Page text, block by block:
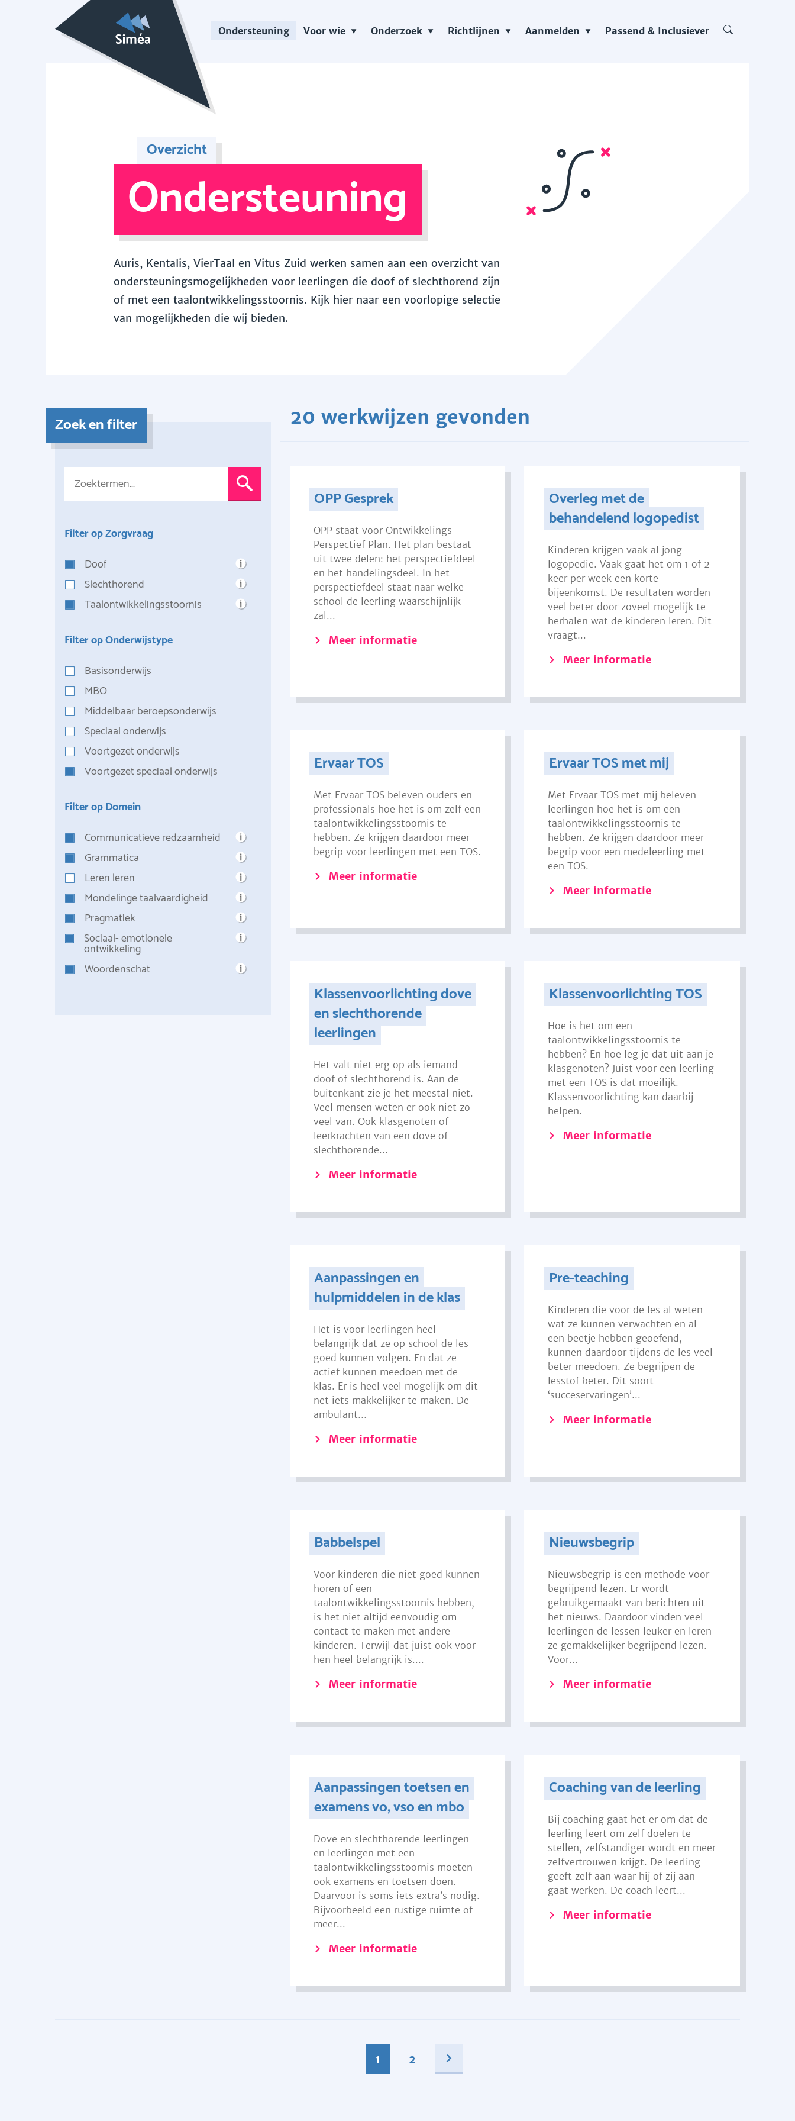
Ondersteuning Voor wie Onderzoek Richtlijnen Aanmelden Passend & Inclusiever
Overzicht
Ondersteuning
Auris, Kentalis, VierTaal en Vitus Zuid werken samen aan een overzicht van
ondersteuningsmogelijkheden voor leerlingen die doof of slechthorend zijn
of met een taalontwikkelingsstoornis. Kijk hier naar een voorlopige selectie
van mogelijkheden die wij bieden.
Zoek en filter
Filter op Zorgvraag
Doof
Slechthorend
Taalontwikkelingsstoornis
Filter op Onderwijstype
Basisonderwijs
MBO
Middelbaar beroepsonderwijs
Speciaal onderwijs
Voortgezet onderwijs
Voortgezet speciaal onderwijs
Filter op Domein
Communicatieve redzaamheid
Grammatica
Leren leren
Mondelinge taalvaardigheid
Pragmatiek
Sociaal- emotionele
ontwikkeling
Woordenschat
20 werkwijzen gevonden
OPP Gesprek
OPP staat voor Ontwikkelings
Perspectief Plan. Het plan bestaat
uit twee delen: het perspectiefdeel
en het handelingsdeel. In het
perspectiefdeel staat naar welke
school de leerling waarschijnlijk
zal...
Meer informatie
Overleg met de
behandelend logopedist
Kinderen krijgen vaak al jong
logopedie. Vaak gaat het om 1 of 2
keer per week een korte
bijeenkomst. De resultaten worden
veel beter door zoveel mogelijk te
herhalen wat de kinderen leren. Dit
vraagt...
Meer informatie
Ervaar TOS
Met Ervaar TOS beleven ouders en
professionals hoe het is om zelf een
taalontwikkelingsstoornis te
hebben. Ze krijgen daardoor meer
begrip voor leerlingen met een TOS.
Meer informatie
Ervaar TOS met mij
Met Ervaar TOS met mij beleven
leerlingen hoe het is om een
taalontwikkelingsstoornis te
hebben. Ze krijgen daardoor meer
begrip voor een medeleerling met
een TOS.
Meer informatie
Klassenvoorlichting dove
en slechthorende
leerlingen
Het valt niet erg op als iemand
doof of slechthorend is. Aan de
buitenkant zie je het meestal niet.
Veel mensen weten er ook niet zo
veel van. Ook klasgenoten of
leerkrachten van een dove of
slechthorende...
Meer informatie
Klassenvoorlichting TOS
Hoe is het om een
taalontwikkelingsstoornis te
hebben? En hoe leg je dat uit aan je
klasgenoten? Juist voor een leerling
met een TOS is dat moeilijk.
Klassenvoorlichting kan daarbij
helpen.
Meer informatie
Aanpassingen en
hulpmiddelen in de klas
Het is voor leerlingen heel
belangrijk dat ze op school de les
goed kunnen volgen. En dat ze
actief kunnen meedoen met de
klas. Er is heel veel mogelijk om dit
net iets makkelijker te maken. De
ambulant...
Meer informatie
Pre-teaching
Kinderen die voor de les al weten
wat ze kunnen verwachten en al
een beetje hebben geoefend,
kunnen daardoor tijdens de les veel
beter meedoen. Ze begrijpen de
lesstof beter. Dit soort
‘succeservaringen’...
Meer informatie
Babbelspel
Voor kinderen die niet goed kunnen
horen of een
taalontwikkelingsstoornis hebben,
is het niet altijd eenvoudig om
contact te maken met andere
kinderen. Terwijl dat juist ook voor
hen heel belangrijk is....
Meer informatie
Nieuwsbegrip
Nieuwsbegrip is een methode voor
begrijpend lezen. Er wordt
gebruikgemaakt van berichten uit
het nieuws. Daardoor vinden veel
leerlingen de lessen leuker en leren
ze gemakkelijker begrijpend lezen.
Voor...
Meer informatie
Aanpassingen toetsen en
examens vo, vso en mbo
Dove en slechthorende leerlingen
en leerlingen met een
taalontwikkelingsstoornis moeten
ook examens en toetsen doen.
Daarvoor is soms iets extra’s nodig.
Bijvoorbeeld een rustige ruimte of
meer...
Meer informatie
Coaching van de leerling
Bij coaching gaat het er om dat de
leerling leert om zelf doelen te
stellen, zelfstandiger wordt en meer
zelfvertrouwen krijgt. De leerling
geeft zelf aan waar hij of zij aan
gaat werken. De coach leert...
Meer informatie
1 2